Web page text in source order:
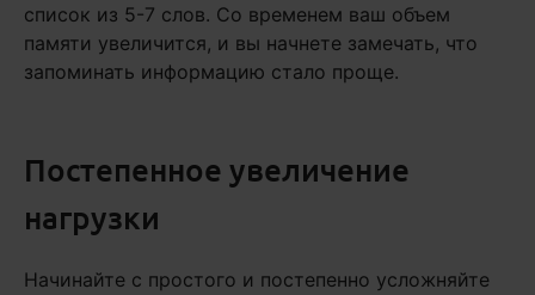
список из 5-7 слов. Со временем ваш объем
памяти увеличится, и вы начнете замечать, что
запоминать информацию стало проще.
Постепенное увеличение
нагрузки
Начинайте с простого и постепенно усложняйте